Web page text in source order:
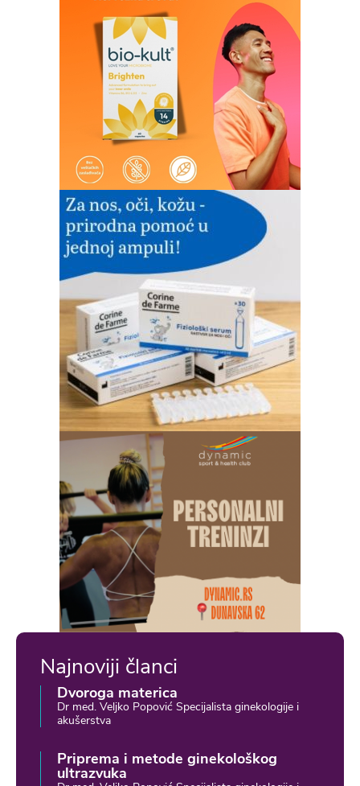
Najnoviji članci
Dvoroga materica
Dr med. Veljko Popović Specijalista ginekologije i
akušerstva
Priprema i metode ginekološkog
ultrazvuka